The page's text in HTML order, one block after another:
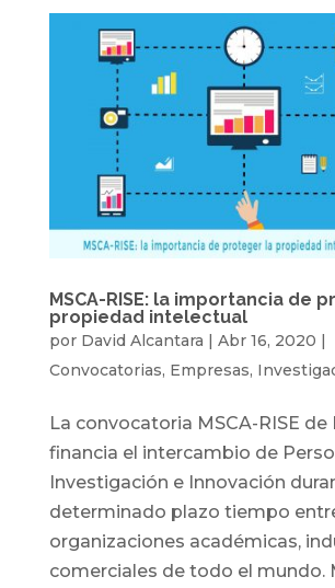
MSCA-RISE: la importancia de
propiedad intelectual
por David Alcantara | Abr 16, 2020 |
Convocatorias, Empresas,
La convocatoria MSCA-RISE de
financia el intercambio de
Investigación e Innovación
determinado plazo tiempo
organizaciones académicas,
comerciales de todo el mundo.